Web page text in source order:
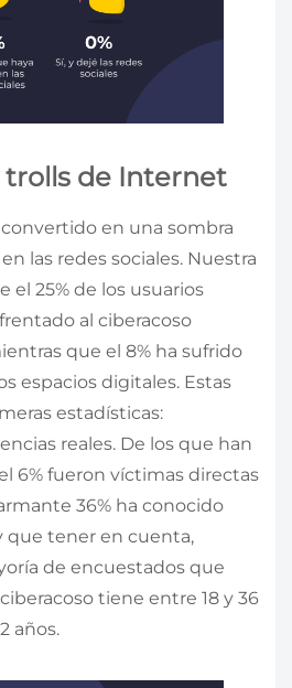
trolls de Internet
convertido en una sombra
las redes sociales. Nuestra
el 25% de los usuarios
al ciberacoso
que el 8% ha sufrido
espacios digitales. Estas
estadísticas:
reales. De los que han
6% fueron víctimas directas
36% ha conocido
que tener en cuenta,
de encuestados que
tiene entre 18 y 36
años.